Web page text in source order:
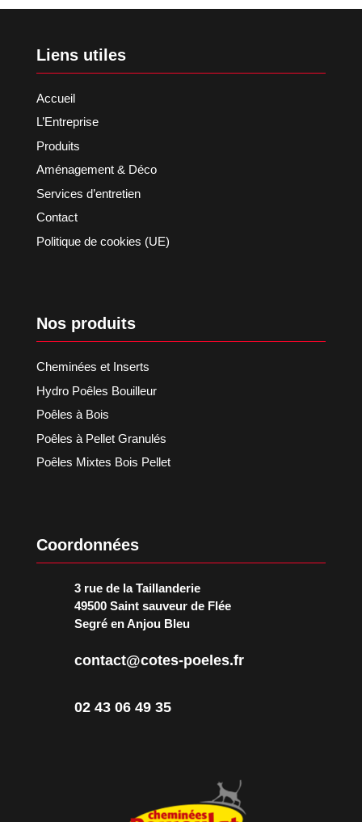
Liens utiles
Accueil
L’Entreprise
Produits
Aménagement & Déco
Services d’entretien
Contact
Politique de cookies (UE)
Nos produits
Cheminées et Inserts
Hydro Poêles Bouilleur
Poêles à Bois
Poêles à Pellet Granulés
Poêles Mixtes Bois Pellet
Coordonnées
3 rue de la Taillanderie
49500 Saint sauveur de Flée
Segré en Anjou Bleu
contact@cotes-poeles.fr
02 43 06 49 35